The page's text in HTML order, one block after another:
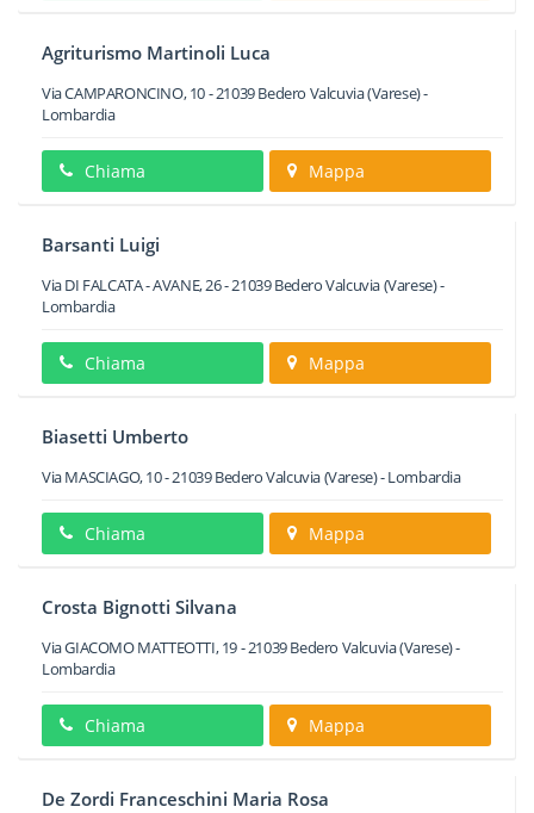
Agriturismo Martinoli Luca
Via CAMPARONCINO, 10-21039Bedero Valcuvia(Varese) -
Lombardia
Chiama Mappa
Barsanti Luigi
Via DI FALCATA - AVANE, 26-21039Bedero Valcuvia(Varese) -
Lombardia
Chiama Mappa
Biasetti Umberto
Via MASCIAGO, 10-21039Bedero Valcuvia(Varese) -Lombardia
Chiama Mappa
Crosta Bignotti Silvana
Via GIACOMO MATTEOTTI, 19-21039Bedero Valcuvia(Varese) -
Lombardia
Chiama Mappa
De Zordi Franceschini Maria Rosa